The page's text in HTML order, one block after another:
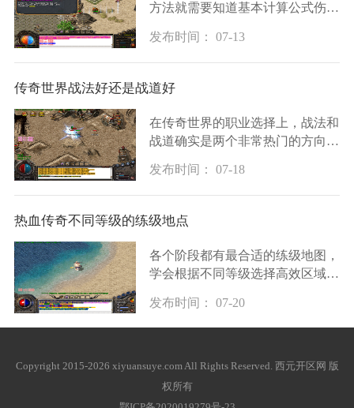
方法就需要知道基本计算公式伤害
击伤害倍率然后减去目标的防御力
这个公式是理解烈火伤害的基础攻
击力指的是你
发布时间： 07-13
传奇世界战法好还是战道好
在传奇世界的职业选择上，战法和
战道确实是两个非常热门的方向。
卓越的团队保护能力而闻名，在团
队中能吸引怪物的仇恨，保护队友
免受伤害，还
发布时间： 07-18
热血传奇不同等级的练级地点
各个阶段都有最合适的练级地图，
学会根据不同等级选择高效区域是
一级开始就在新手村附近活动，这
里有鸡和鹿这类基本不会反击的怪
发布时间： 07-20
Copyright 2015-2026 xiyuansuye.com All Rights Reserved. 西元开区网 版
权所有